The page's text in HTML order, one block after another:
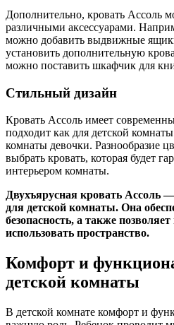
Дополнительно, кровать Ассоль
различными аксессуарами.
можно добавить выдвижные
установить дополнительную
можно поставить шкафчик для
Стильный дизайн
Кровать Ассоль имеет
подходит как для детской
комнаты девочки. Разнообразие
выбрать кровать, которая будет
интерьером комнаты.
Двухъярусная кровать Ассоль
для детской комнаты. Она
безопасность, а также
использовать пространство.
Комфорт и
детской комнаты
В детской комнате комфорт и